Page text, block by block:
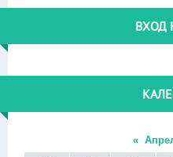
ВХОД
«